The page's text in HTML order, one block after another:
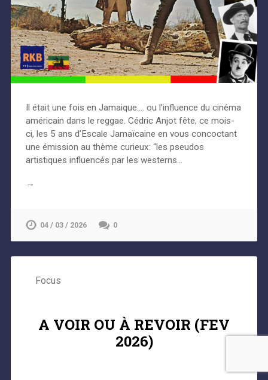
Il était une fois en Jamaique…. ou l’influence du cinéma
américain dans le reggae. Cédric Anjot fête, ce mois-
ci, les 5 ans d’Escale Jamaïcaine en vous concoctant
une émission au thème curieux: “les pseudos
artistiques influencés par les westerns…
→
04 / 03 / 2026 0
Focus
A VOIR OU À REVOIR (FEV
2026)